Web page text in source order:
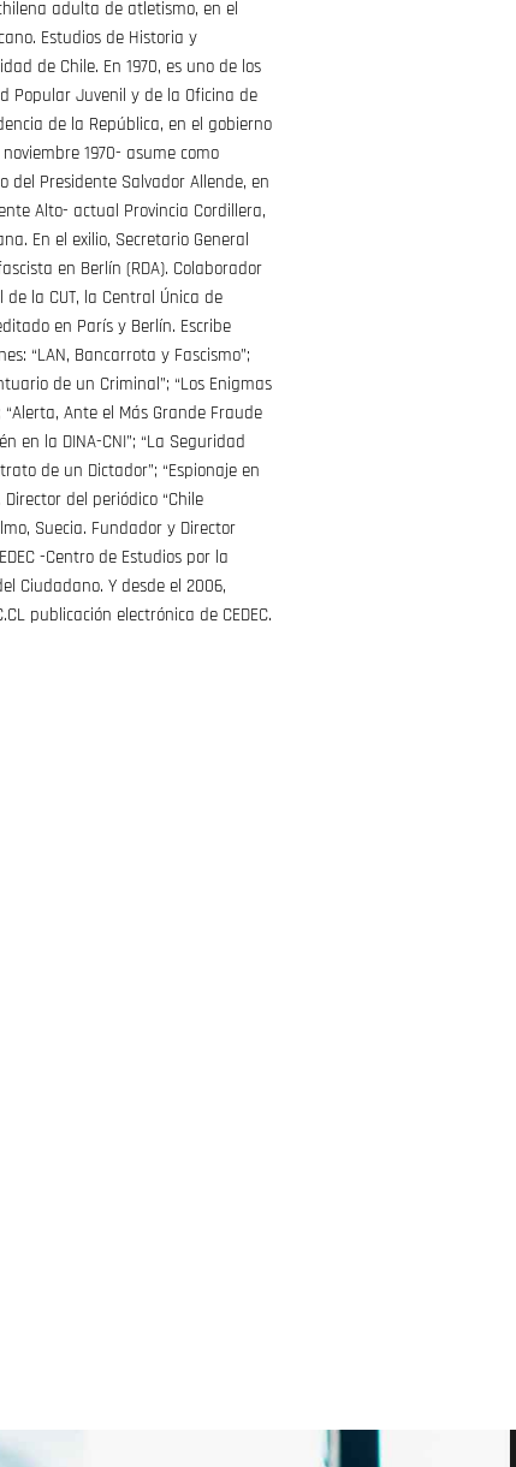
adulta de atletismo, en el
Estudios de Historia y
de Chile. En 1970, es uno de los
Popular Juvenil y de la Oficina de
de la República, en el gobierno
1970- asume como
del Presidente Salvador Allende, en
Alto- actual Provincia Cordillera,
En el exilio, Secretario General
en Berlín (RDA). Colaborador
la CUT, la Central Única de
en París y Berlín. Escribe
“LAN, Bancarrota y Fascismo”;
de un Criminal”; “Los Enigmas
Ante el Más Grande Fraude
en la DINA-CNI”; “La Seguridad
de un Dictador”; “Espionaje en
del periódico “Chile
Suecia. Fundador y Director
-Centro de Estudios por la
Ciudadano. Y desde el 2006,
publicación electrónica de CEDEC.